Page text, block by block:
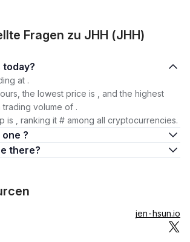
Fragen zu JHH (JHH)
1. How much is today?
at .
the lowest price is , and the highest
trading volume of .
is , ranking it # among all cryptocurrencies.
one ?
many are there?
jen-hsun.io